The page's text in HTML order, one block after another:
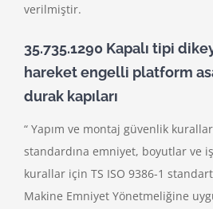
verilmiştir.
35.735.1290 Kapalı tipi
hareket engelli platform
durak kapıları
“ Yapım ve montaj güvenlik
standardına emniyet, boyutlar ve
kurallar için TS ISO 9386-1
Makine Emniyet Yönetmeliğine